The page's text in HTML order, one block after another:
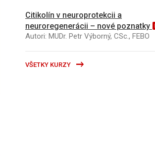
Citikolín v neuroprotekcii a
neuroregenerácii – nové poznatky
Autori: MUDr. Petr Výborný, CSc., FEBO
VŠETKY KURZY